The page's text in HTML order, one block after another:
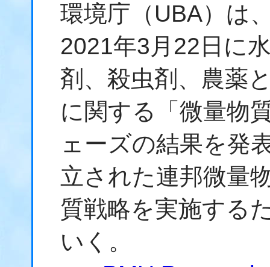
環境庁（UBA）は
2021年3月22日に
剤、殺虫剤、農薬
に関する「微量物
ェーズの結果を発
立された連邦微量
質戦略を実施する
いく。